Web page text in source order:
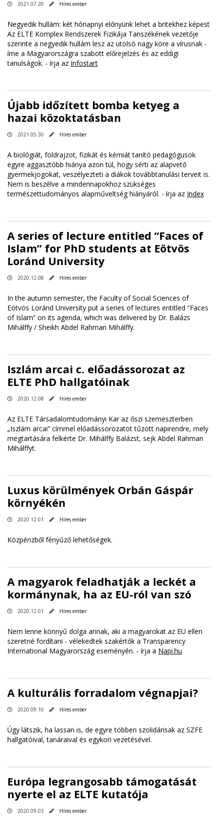
2021.07.20 Híres ember
Negyedik hullám: két hónapnyi előnyünk lehet a britekhez képest
Az ELTE Komplex Rendszerek Fizikája Tanszékének vezetője
szerinte a negyedik hullám lesz az utolsó nagy köre a vírusnak -
íme a Magyarországra szabott előrejelzés és az eddigi
tanulságok. - írja az Infostart
Újabb időzített bomba ketyeg a
hazai közoktatásban
2021.05.30 Híres ember
A biológiát, földrajzot, fizikát és kémiát tanító pedagógusok
egyre aggasztóbb hiánya azon túl, hogy sérti az alapvető
gyermekjogokat, veszélyezteti a diákok továbbtanulási terveit is.
Nem is beszélve a mindennapokhoz szükséges
természettudományos alapműveltség hiányáról. - írja az Index
A series of lecture entitled “Faces of
Islam” for PhD students at Eötvös
Loránd University
2020.12.08 Híres ember
In the autumn semester, the Faculty of Social Sciences of
Eötvös Loránd University put a series of lectures entitled “Faces
of Islam” on its agenda, which was delivered by Dr. Balázs
Mihálffy / Sheikh Abdel Rahman Mihálffy.
Iszlám arcai c. előadássorozat az
ELTE PhD hallgatóinak
2020.12.08 Híres ember
Az ELTE Társadalomtudományi Kar az őszi szemeszterben
„Iszlám arcai” címmel előadássorozatot tűzött napirendre, mely
megtartására felkérte Dr. Mihálffy Balázst, sejk Abdel Rahman
Mihálffyt.
Luxus körülmények Orbán Gáspár
környékén
2020.12.01 Híres ember
Közpénzből fényűző lehetőségek.
A magyarok feladhatják a leckét a
kormánynak, ha az EU-ról van szó
2020.12.01 Híres ember
Nem lenne könnyű dolga annak, aki a magyarokat az EU ellen
szeretné fordítani - vélekedtek szakértők a Transparency
International Magyarország eseményén. - írja a Napi.hu
A kulturális forradalom végnapjai?
2020.09.10 Híres ember
Úgy látszik, ha lassan is, de egyre többen szolidárisak az SZFE
hallgatóival, tanáraival és egykori vezetésével.
Európa legrangosabb támogatását
nyerte el az ELTE kutatója
2020.09.03 Híres ember